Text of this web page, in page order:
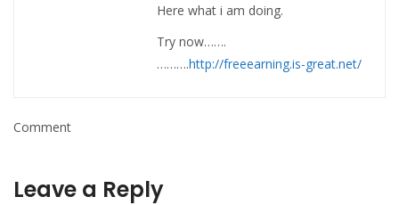
Here what i am doing.
Try now…….
……….http://freeearning.is-great.net/
Comment
Leave a Reply